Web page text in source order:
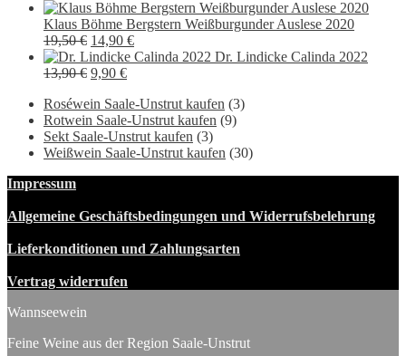
Klaus Böhme Bergstern Weißburgunder Auslese 2020
19,50€ Ursprünglicher
Preis
war:
14,90 €Aktueller
Preis
Dr. Lindicke Calinda 2022
13,90€ Ursprünglicher
war:
13,90 €
9,90 €Aktueller
ist:
9,90 €.
Roséwein Saale-Unstrut kaufen (3)
Rotwein Saale-Unstrut kaufen (9)
Sekt Saale-Unstrut kaufen (3)
Weißwein Saale-Unstrut kaufen (30)
Impressum
Allgemeine Geschäftsbedingungen und Widerrufsbelehrung
Lieferkonditionen und Zahlungsarten
Vertrag widerrufen
Wannseewein
Feine Weine aus der Region Saale-Unstrut